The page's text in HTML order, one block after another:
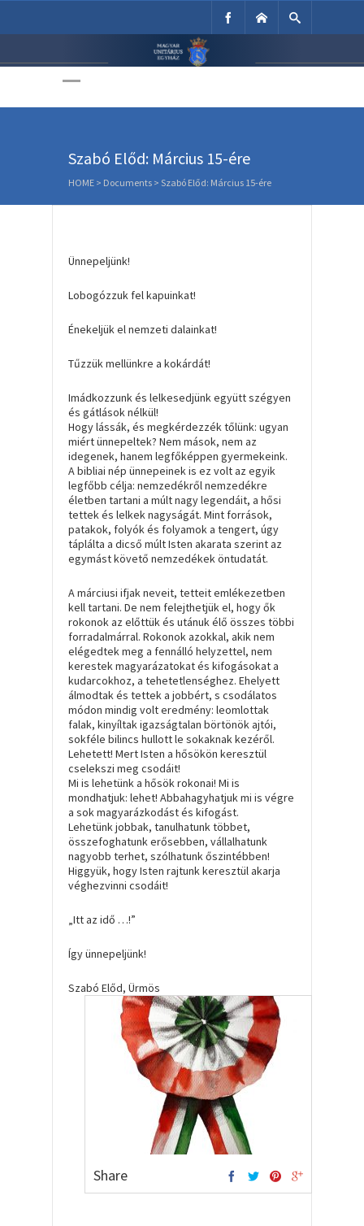
Unitárius Egyház
Szabó Előd: Március 15-ére
HOME > Documents > Szabó Előd: Március 15-ére
Ünnepeljünk!
Lobogózzuk fel kapuinkat!
Énekeljük el nemzeti dalainkat!
Tűzzük mellünkre a kokárdát!
Imádkozzunk és lelkesedjünk együtt szégyen
és gátlások nélkül!
Hogy lássák, és megkérdezzék tőlünk: ugyan
miért ünnepeltek? Nem mások, nem az
idegenek, hanem legfőképpen gyermekeink.
A bibliai nép ünnepeinek is ez volt az egyik
legfőbb célja: nemzedékről nemzedékre
életben tartani a múlt nagy legendáit, a hősi
tettek és lelkek nagyságát. Mint források,
patakok, folyók és folyamok a tengert, úgy
táplálta a dicső múlt Isten akarata szerint az
egymást követő nemzedékek öntudatát.
A márciusi ifjak neveit, tetteit emlékezetben
kell tartani. De nem felejthetjük el, hogy ők
rokonok az előttük és utánuk élő összes többi
forradalmárral. Rokonok azokkal, akik nem
elégedtek meg a fennálló helyzettel, nem
kerestek magyarázatokat és kifogásokat a
kudarcokhoz, a tehetetlenséghez. Ehelyett
álmodtak és tettek a jobbért, s csodálatos
módon mindig volt eredmény: leomlottak
falak, kinyíltak igazságtalan börtönök ajtói,
sokféle bilincs hullott le sokaknak kezéről.
Lehetett! Mert Isten a hősökön keresztül
cselekszi meg csodáit!
Mi is lehetünk a hősök rokonai! Mi is
mondhatjuk: lehet! Abbahagyhatjuk mi is végre
a sok magyarázkodást és kifogást.
Lehetünk jobbak, tanulhatunk többet,
összefoghatunk erősebben, vállalhatunk
nagyobb terhet, szólhatunk őszintébben!
Higgyük, hogy Isten rajtunk keresztül akarja
véghezvinni csodáit!
„Itt az idő …!”
Így ünnepeljünk!
Szabó Előd, Ürmös
Share